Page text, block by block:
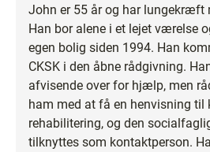
John er 55 år og har lungekræft
Han bor alene i et lejet værelse
egen bolig siden 1994. Han
CKSK i den åbne rådgivning.
afvisende over for hjælp, men
ham med at få en henvisning til
rehabilitering, og den
tilknyttes som kontaktperson.